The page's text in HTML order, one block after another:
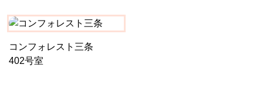
コンフォレスト三条
402号室